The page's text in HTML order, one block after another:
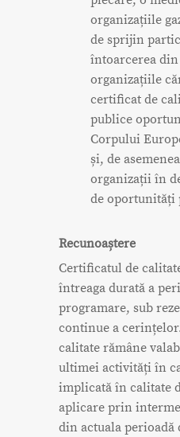
organizațiile
de sprijin
întoarcerea
organizațiile
certificat de
publice
Corpului
și, de
organizații în
de
Recunoaștere
Certificatul de
întreaga durată a
programare, sub
continue a
calitate rămâne
ultimei activități în
implicată în calitate
aplicare prin
din actuala perioadă